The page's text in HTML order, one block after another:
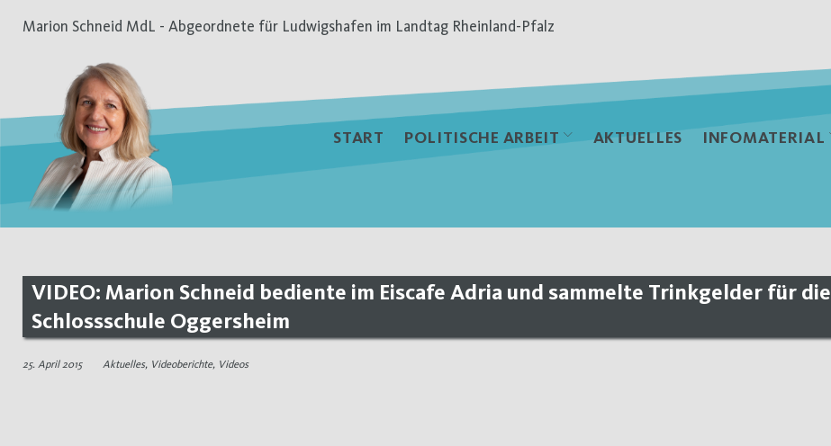
Inhalt
Marion Schneid MdL - Abgeordnete für Ludwigshafen im Landtag Rheinland-Pfalz
START POLITISCHE ARBEIT AKTUELLES INFOMATERIAL
VIDEO: Marion Schneid bediente im Eiscafe Adria und sammelte Trinkgelder für die
Schlossschule Oggersheim
25. April 2015 Aktuelles, Videoberichte, Videos